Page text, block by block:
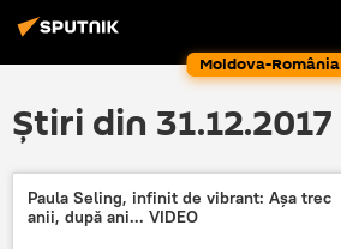
Moldova-România
Știri din 31.12.2017
Paula Seling, infinit de vibrant: Aşa trec
anii, după ani... VIDEO